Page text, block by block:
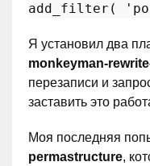
add_filter (
Я установил два
monkeyman-
перезаписи и
заставить это
Моя последняя
permastructure,